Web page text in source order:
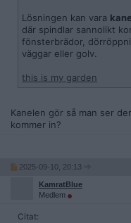
Lösningen kan vara
där spindlar sannolikt
fönsterbrädor,
väggar eller golv.
this is my garden
Kanelen gör så man ser
kommer in?
2025-09-10, 20:13
KamratBlue
Medlem
Citat: